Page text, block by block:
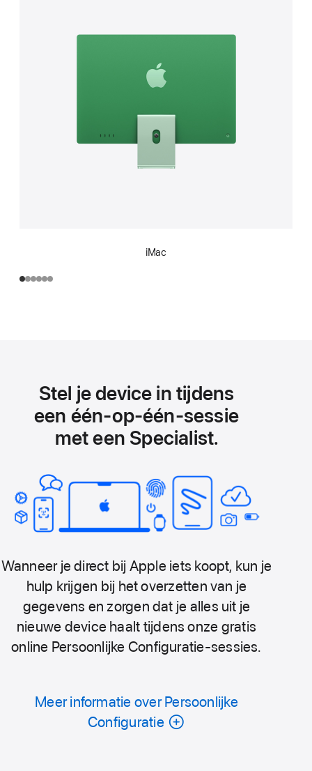
iMac
Stel je device in tijdens
een één‑op‑één-sessie
met een Specialist.
Wanneer je direct bij Apple iets koopt, kun je
hulp krijgen bij het overzetten van je
gegevens en zorgen dat je alles uit je
nieuwe device haalt tijdens onze gratis
online Persoonlijke Configuratie-sessies.
Meer informatie over Persoonlijke
Configuratie